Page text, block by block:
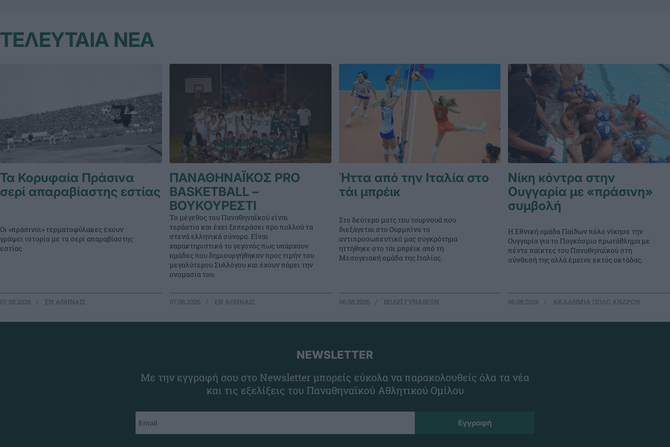
ΤΕΛΕΥΤΑΙΑ ΝΕΑ
Τα Κορυφαία Πράσινα
σερί απαραβίαστης εστίας
Οι «πράσινοι» τερματοφύλακες έχουν
γράψει ιστορία με τα σερί απαραβίαστης
εστίας
07.08.2026 EΝ ΑΘΗΝΑΙΣ
ΠΑΝΑΘΗΝΑΪΚΟΣ PRO
BASKETBALL –
ΒΟΥΚΟΥΡΕΣΤΙ
Το μέγεθος του Παναθηναϊκού είναι
τεράστιο και έχει ξεπεράσει προ πολλού τα
στενά ελληνικά σύνορα. Είναι
χαρακτηριστικό το γεγονός πως υπάρχουν
ομάδες που δημιουργήθηκαν προς τιμήν του
μεγαλύτερου Συλλόγου και έχουν πάρει την
ονομασία του.
07.08.2026 EΝ ΑΘΗΝΑΙΣ
Ήττα από την Ιταλία στο
τάι μπρέικ
Στο δεύτερο ματς του τουρνουά που
διεξάγεται στο Ουρμπίνο το
αντιπροσωπευτικό μας συγκρότημα
ηττήθηκε στο τάι μπρέικ από τη
Μεσογειακή ομάδα της Ιταλίας.
06.08.2026 ΒΟΛΕΪ ΓΥΝΑΙΚΩΝ
Νίκη κόντρα στην
Ουγγαρία με «πράσινη»
συμβολή
Η Εθνική ομάδα Παίδων πόλο νίκησε την
Ουγγαρία για το Παγκόσμιο πρωτάθλημα με
πέντε παίκτες του Παναθηναϊκού στη
σύνθεσή της αλλά έμεινε εκτός οκτάδας.
06.08.2026 ΑΚΑΔΗΜΙΑ ΠΟΛΟ ΑΝΔΡΩΝ
NEWSLETTER
Με την εγγραφή σου στο Newsletter μπορείς εύκολα να παρακολουθείς όλα τα νέα
και τις εξελίξεις του Παναθηναϊκού Αθλητικού Ομίλου